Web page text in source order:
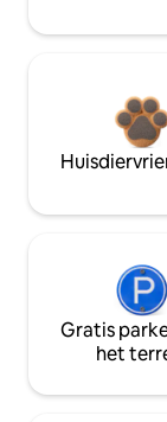
Gratis
het